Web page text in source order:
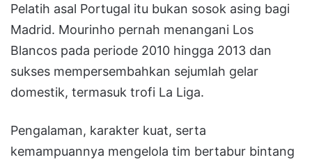
Pelatih asal Portugal itu bukan sosok asing bagi
Madrid. Mourinho pernah menangani Los
Blancos pada periode 2010 hingga 2013 dan
sukses mempersembahkan sejumlah gelar
domestik, termasuk trofi La Liga.
Pengalaman, karakter kuat, serta
kemampuannya mengelola tim bertabur bintang